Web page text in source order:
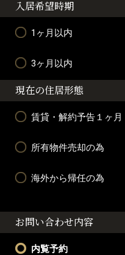
入居希望時期
1ヶ月以内
3ヶ月以内
現在の住居形態
賃貸・解約予告１ヶ月
所有物件売却の為
海外から帰任の為
お問い合わせ内容
内覧予約